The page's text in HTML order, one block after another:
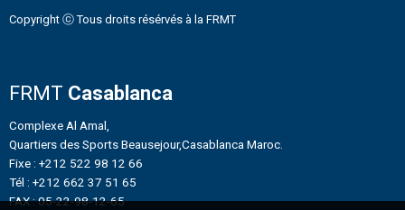
Copyright ⓒ Tous droits résérvés à la FRMT
FRMT Casablanca
Complexe Al Amal,
Quartiers des Sports Beausejour,Casablanca Maroc.
Fixe : +212 522 98 12 66
Tél : +212 662 37 51 65
FAX : 05-22-98-12-65